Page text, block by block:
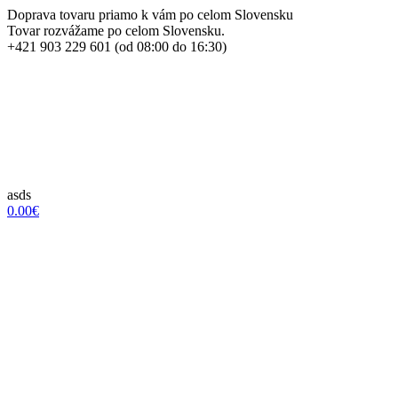
Doprava tovaru priamo k vám po celom Slovensku
Tovar rozvážame po celom Slovensku.
+421 903 229 601 (od 08:00 do 16:30)
asds
0.00€